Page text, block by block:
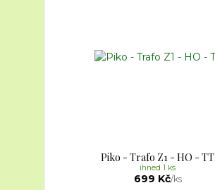
Piko - Trafo Z1 - HO - TT
699 Kč/ks
ihned 1 ks